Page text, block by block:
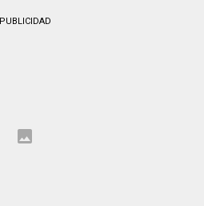
PUBLICIDAD